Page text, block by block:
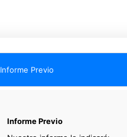
Informe Previo
Informe Previo